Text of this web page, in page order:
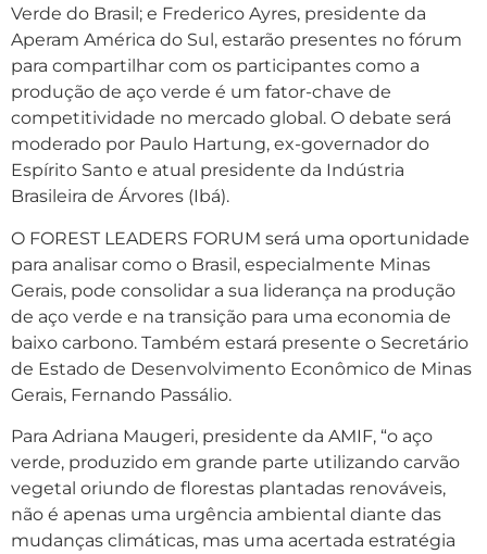
Verde do Brasil; e Frederico Ayres, presidente da
Aperam América do Sul, estarão presentes no fórum
para compartilhar com os participantes como a
produção de aço verde é um fator-chave de
competitividade no mercado global. O debate será
moderado por Paulo Hartung, ex-governador do
Espírito Santo e atual presidente da Indústria
Brasileira de Árvores (Ibá).
O FOREST LEADERS FORUM será uma oportunidade
para analisar como o Brasil, especialmente Minas
Gerais, pode consolidar a sua liderança na produção
de aço verde e na transição para uma economia de
baixo carbono. Também estará presente o Secretário
de Estado de Desenvolvimento Econômico de Minas
Gerais, Fernando Passálio.
Para Adriana Maugeri, presidente da AMIF, “o aço
verde, produzido em grande parte utilizando carvão
vegetal oriundo de florestas plantadas renováveis,
não é apenas uma urgência ambiental diante das
mudanças climáticas, mas uma acertada estratégia